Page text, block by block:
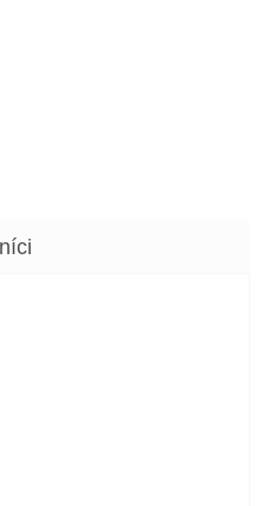
je 5 z 5 hviezdičiek.
je 5 z 5 hviezdičiek.